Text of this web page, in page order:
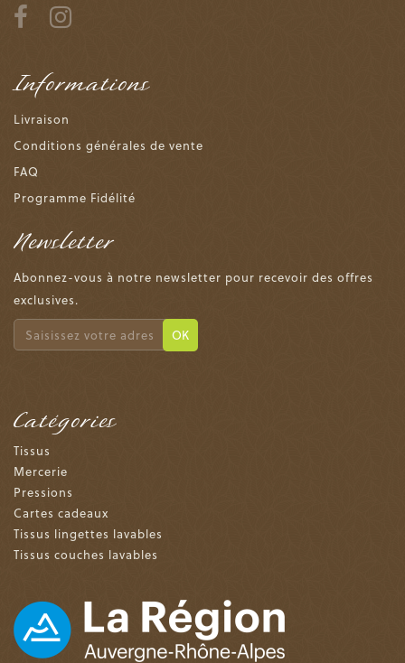
Informations
Livraison
Conditions générales de vente
FAQ
Programme Fidélité
Newsletter
Abonnez-vous à notre newsletter pour recevoir des offres
exclusives.
OK
Catégories
Tissus
Mercerie
Pressions
Cartes cadeaux
Tissus lingettes lavables
Tissus couches lavables